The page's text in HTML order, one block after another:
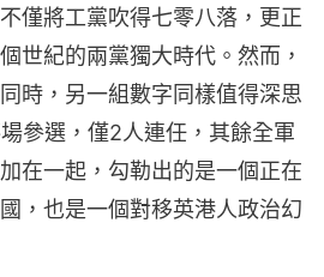
僅將工黨吹得七零八落，更正
世紀的兩黨獨大時代。然而，
時，另一組數字同樣值得深思
參選，僅2人連任，其餘全軍
在一起，勾勒出的是一個正在
，也是一個對移英港人政治幻